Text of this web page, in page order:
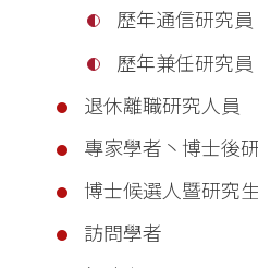
歷年通信研究員
歷年兼任研究員
退休離職研究人員
專家學者丶博士後
博士候選人暨研究
訪問學者